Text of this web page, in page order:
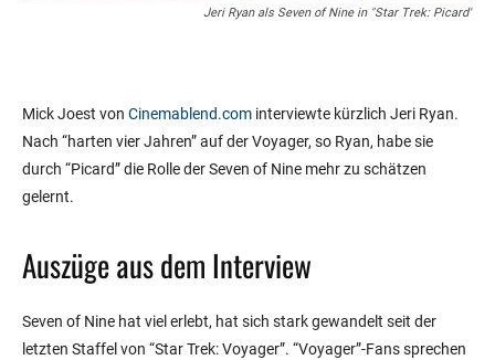
Jeri Ryan als Seven of Nine in "Star Trek: Picard"
Mick Joest von Cinemablend.com interviewte kürzlich Jeri Ryan.
Nach “harten vier Jahren” auf der Voyager, so Ryan, habe sie
durch “Picard” die Rolle der Seven of Nine mehr zu schätzen
gelernt.
Auszüge aus dem Interview
Seven of Nine hat viel erlebt, hat sich stark gewandelt seit der
letzten Staffel von “Star Trek: Voyager”. “Voyager”-Fans sprechen